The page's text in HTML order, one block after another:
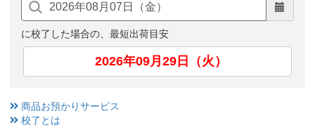
に校了した場合の、最短出荷目安
2026年09月29日（火）
商品お預かりサービス
校了とは